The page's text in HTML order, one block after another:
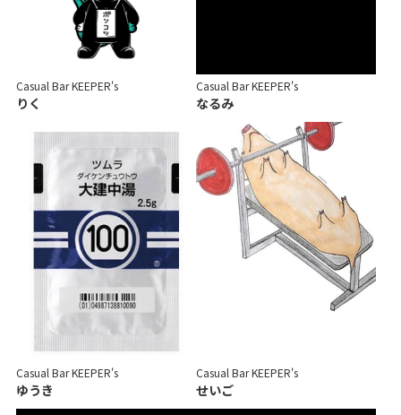
Casual Bar KEEPER's
りく
Casual Bar KEEPER's
なるみ
Casual Bar KEEPER's
ゆうき
Casual Bar KEEPER's
せいご